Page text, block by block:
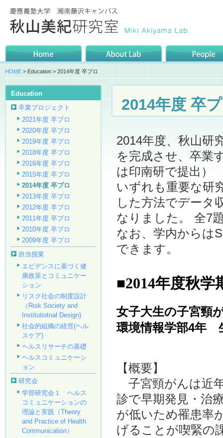
HOME > Education > 2014年度 卒プロ
Education
卒業プロジェクト
2021年度 卒プロ
2020年度 卒プロ
2019年度 卒プロ
2018年度 卒プロ
2016年度 卒プロ
2015年度 卒プロ
2014年度 卒プロ
2013年度 卒プロ
2012年度 卒プロ
2011年度 卒プロ
2010年度 卒プロ
2009年度 卒プロ
担当授業
エビデンスに基づく健
康政策とコミュニケー
ション
リスク社会の制度設計
（Risk Society and
Institutiotnal Design)
社会的組織の経営(ヘル
スケア)
ヘルスリサーチの基礎
ヘルスコミュニケーシ
ョン
研究会
学部研究会１ ヘルス
コミュニケーションの
理論と実践（Theory
and Practice of Health
Communication）
2014年度 卒
2014年度、秋山研
を完成させ、卒業
は印南研で提出）
いずれも重要な研
した方法でデータ
なりました。 全7
なお、学内からは
できます。
■2014年度秋学
女子大生の子宮頸
環境情報学部4年
【概要】
子宮頸がんは近
診で早期発見・治
が低いため罹患率
げることが喫緊の